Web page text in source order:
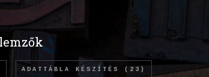
ADATTÁBLA KÉSZÍTÉS (23)